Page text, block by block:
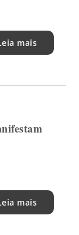
mais
mais